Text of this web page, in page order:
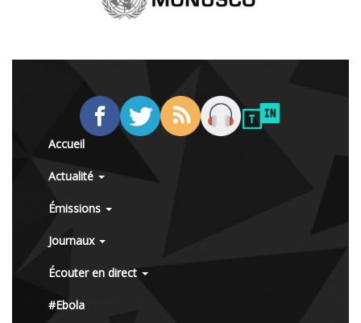
Accueil
Actualité
Émissions
Journaux
Écouter en direct
#Ebola